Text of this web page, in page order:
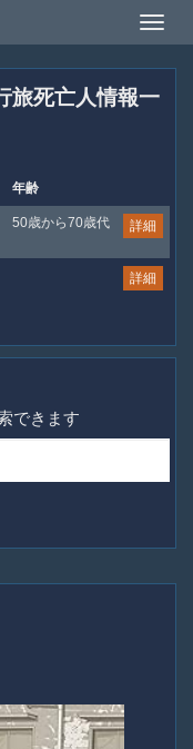
Toggle
旅死亡人情報一
年齢
50歳から70歳代 詳細
詳細
できます